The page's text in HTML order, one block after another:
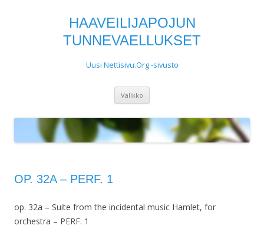
HAAVEILIJAPOJUN
TUNNEVAELLUKSET
Uusi Nettisivu.Org -sivusto
Valikko
OP. 32A – PERF. 1
op. 32a – Suite from the incidental music Hamlet, for
orchestra – PERF. 1